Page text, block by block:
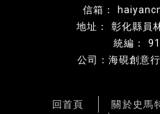
彰化縣員
公司：海硯創意
回首頁 關於史馬